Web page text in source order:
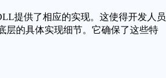
提供了相应的实现。这使得开发人员
层的具体实现细节。它确保了这些特